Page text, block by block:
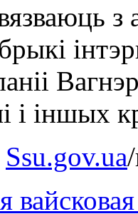
з
і іншых
Ssu.gov.ua